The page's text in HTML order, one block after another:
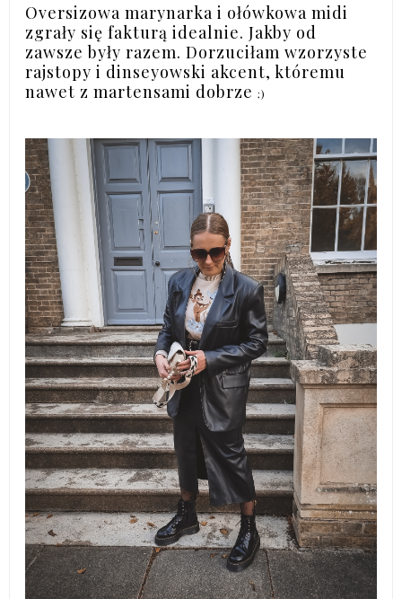
Oversizowa marynarka i ołówkowa midi
zgrały się fakturą idealnie. Jakby od
zawsze były razem. Dorzuciłam wzorzyste
rajstopy i dinseyowski akcent, któremu
nawet z martensami dobrze;)